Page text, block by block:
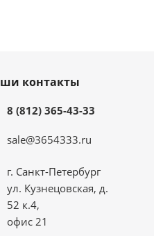
контакты
8 (812) 365-43-33
sale@3654333.ru
г. Санкт-Петербург
ул. Кузнецовская, д.
52 к.4,
офис 21